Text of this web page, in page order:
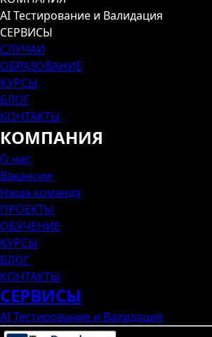
AI Тестирование и Валидация
СЕРВИСЫ
СЛУЧАИ
ОБРАЗОВАНИЕ
КУРСЫ
БЛОГ
КОНТАКТЫ
КОМПАНИЯ
О нас
Вакансии
Наша команда
ПРОЕКТЫ
ОБУЧЕНИЕ
КУРСЫ
БЛОГ
КОНТАКТЫ
СЕРВИСЫ
AI Тестирование и Валидация